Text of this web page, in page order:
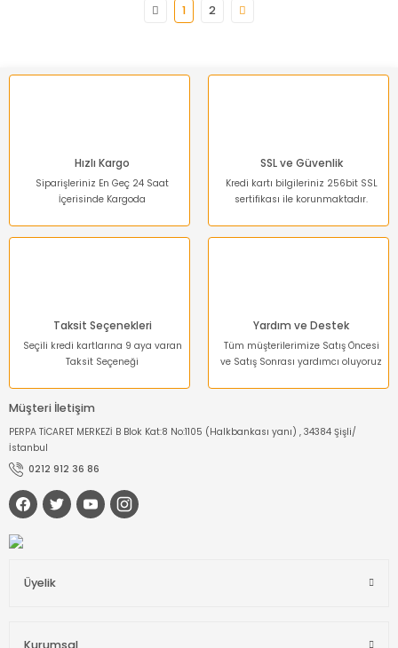
1 2
Hızlı Kargo
Siparişleriniz En Geç 24 Saat
İçerisinde Kargoda
SSL ve Güvenlik
Kredi kartı bilgileriniz 256bit SSL
sertifikası ile korunmaktadır.
Taksit Seçenekleri
Seçili kredi kartlarına 9 aya varan
Taksit Seçeneği
Yardım ve Destek
Tüm müşterilerimize Satış Öncesi
ve Satış Sonrası yardımcı oluyoruz
Müşteri İletişim
PERPA TİCARET MERKEZİ B Blok Kat:8 No:1105 (Halkbankası yanı) , 34384 Şişli/
İstanbul
0212 912 36 86
Üyelik
Kurumsal